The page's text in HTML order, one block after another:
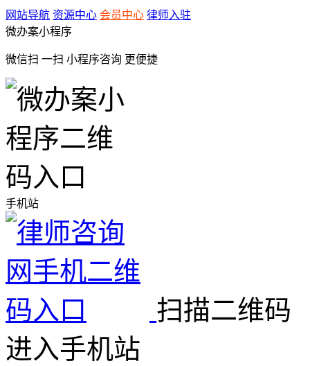
网站导航 资源中心 会员中心 律师入驻
微办案小程序
微信扫 一扫 小程序咨询 更便捷
手机站
扫描二维码
进入手机站